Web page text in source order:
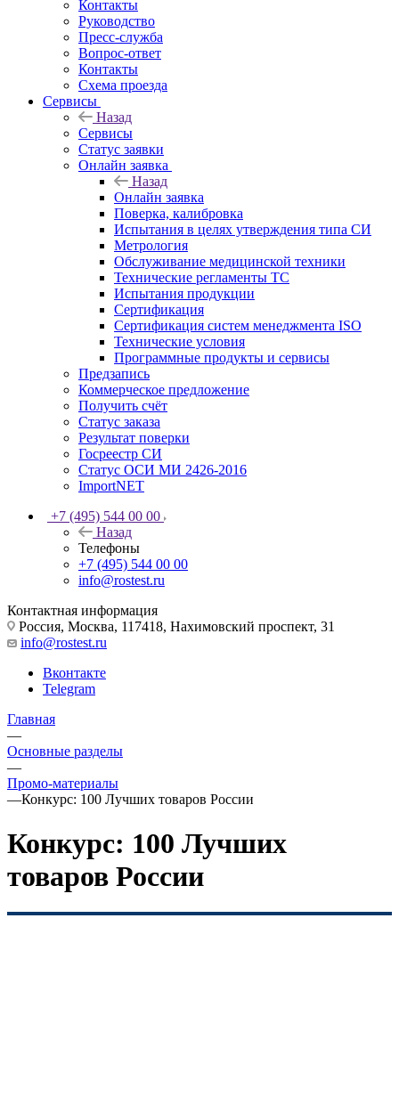
Контакты
Руководство
Пресс-служба
Вопрос-ответ
Контакты
Схема проезда
Сервисы
Назад
Сервисы
Статус заявки
Онлайн заявка
Назад
Онлайн заявка
Поверка, калибровка
Испытания в целях утверждения типа СИ
Метрология
Обслуживание медицинской техники
Технические регламенты ТС
Испытания продукции
Сертификация
Сертификация систем менеджмента ISO
Технические условия
Программные продукты и сервисы
Предзапись
Коммерческое предложение
Получить счёт
Статус заказа
Результат поверки
Госреестр СИ
Статус ОСИ МИ 2426-2016
ImportNET
+7 (495) 544 00 00
Назад
Телефоны
+7 (495) 544 00 00
info@rostest.ru
Контактная информация
Россия, Москва, 117418, Нахимовский проспект, 31
info@rostest.ru
Вконтакте
Telegram
Главная
—
Основные разделы
—
Промо-материалы
—Конкурс: 100 Лучших товаров России
Конкурс: 100 Лучших
товаров России